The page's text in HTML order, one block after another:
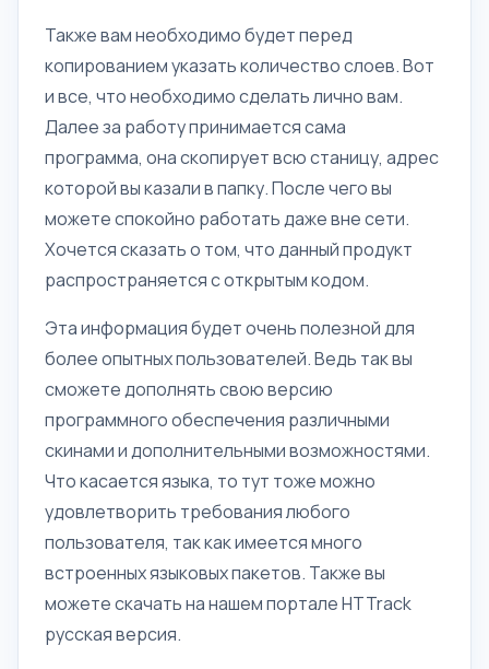
Также вам необходимо будет перед
копированием указать количество слоев. Вот
и все, что необходимо сделать лично вам.
Далее за работу принимается сама
программа, она скопирует всю станицу, адрес
которой вы казали в папку. После чего вы
можете спокойно работать даже вне сети.
Хочется сказать о том, что данный продукт
распространяется с открытым кодом.
Эта информация будет очень полезной для
более опытных пользователей. Ведь так вы
сможете дополнять свою версию
программного обеспечения различными
скинами и дополнительными возможностями.
Что касается языка, то тут тоже можно
удовлетворить требования любого
пользователя, так как имеется много
встроенных языковых пакетов. Также вы
можете скачать на нашем портале HTTrack
русская версия.